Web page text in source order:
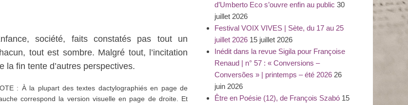
société, faits constatés pas tout un
tout est sombre. Malgré tout, l’incitation
la fin tente d’autres perspectives.
: À la plupart des textes dactylographiés en page de
correspond la version visuelle en page de droite. Et
d’Umberto Eco s’ouvre enfin au public 30
juillet 2026
Festival VOIX VIVES | Sète, du 17 au 25
juillet 2026 15 juillet 2026
Inédit dans la revue Sigila pour Françoise
Renaud | n° 57 : « Conversions –
Conversões » | printemps – été 2026 26
juin 2026
Être en Poésie (12), de François Szabó 15